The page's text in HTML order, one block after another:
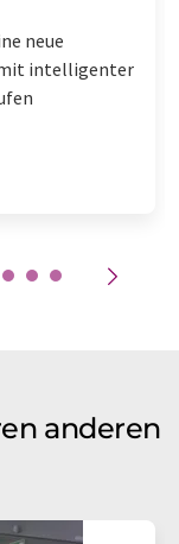
neue
intelligenter
anderen